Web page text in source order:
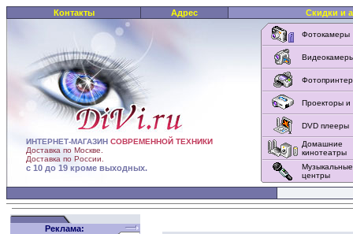
Контакты Адрес Скидки и
ИНТЕРНЕТ-МАГАЗИН СОВРЕМЕННОЙ ТЕХНИКИ
Доставка по Москве.
Доставка по России.
с 10 до 19 кроме выходных.
Фотокамеры
Проекторы и
DVD плееры
Домашние
кинотеатры
Музыкальные
центры
Реклама: